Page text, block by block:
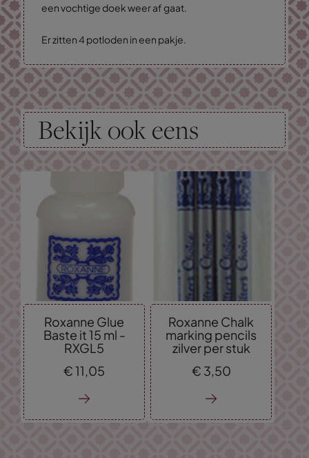
een vochtige doek weer af gaat.
Er zitten 4 potloden in een pakje.
Bekijk ook eens
Roxanne Glue
Baste it 15 ml -
RXGL5
€11,05
Roxanne Chalk
marking pencils
zilver per stuk
€ 3,50